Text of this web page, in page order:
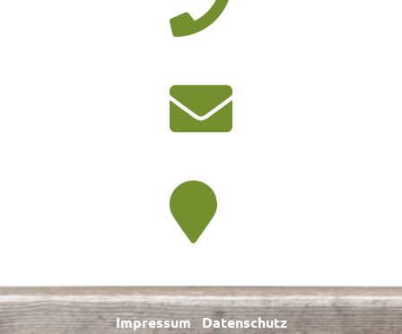
Impressum|Datenschutz